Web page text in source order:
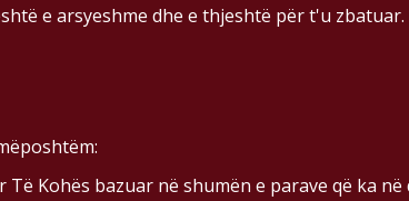
e arsyeshme dhe e thjeshtë për t'u zbatuar.
Kohës bazuar në shumën e parave që ka